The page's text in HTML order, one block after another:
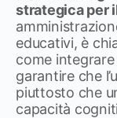
strategica per
educativi, è
come
garantire che
piuttosto che
capacità